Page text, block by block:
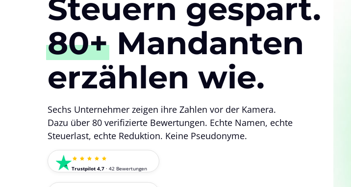
80+ Mandanten
erzählen wie.
Sechs Unternehmer zeigen ihre Zahlen vor der Kamera.
Dazu über 80 verifizierte Bewertungen. Echte Namen, echte
Steuerlast, echte Reduktion. Keine Pseudonyme.
Trustpilot 4,7 · 42 Bewertungen